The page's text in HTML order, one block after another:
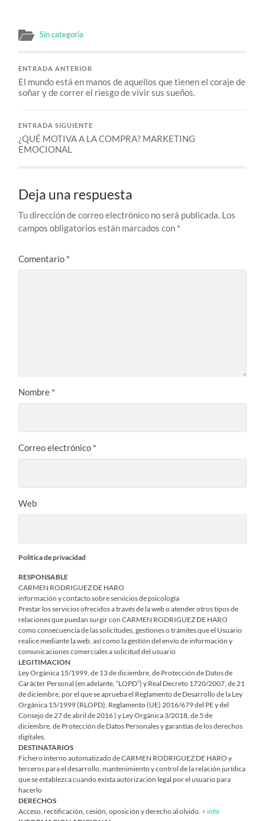
Sin categoría
ENTRADA ANTERIOR
El mundo está en manos de aquellos que tienen el coraje de
soñar y de correr el riesgo de vivir sus sueños.
ENTRADA SIGUIENTE
¿QUÉ MOTIVA A LA COMPRA? MARKETING
EMOCIONAL
Deja una respuesta
Tu dirección de correo electrónico no será publicada. Los
campos obligatorios están marcados con *
Comentario *
Nombre *
Correo electrónico *
Web
Política de privacidad
RESPONSABLE
CARMEN RODRIGUEZ DE HARO
información y contacto sobre servicios de psicología
Prestar los servicios ofrecidos a través de la web o atender otros tipos de
relaciones que puedan surgir con CARMEN RODRIGUEZ DE HARO
como consecuencia de las solicitudes, gestiones o trámites que el Usuario
realice mediante la web, así como la gestión del envío de información y
comunicaciones comerciales a solicitud del usuario
LEGITIMACION
Ley Orgánica 15/1999, de 13 de diciembre, de Protección de Datos de
Carácter Personal (en adelante, “LOPD”) y Real Decreto 1720/2007, de 21
de diciembre, por el que se aprueba el Reglamento de Desarrollo de la Ley
Orgánica 15/1999 (RLOPD), Reglamento (UE) 2016/679 del PE y del
Consejo de 27 de abril de 2016 ) y Ley Orgánica 3/2018, de 5 de
diciembre, de Protección de Datos Personales y garantías de los derechos
digitales.
DESTINATARIOS
Fichero interno automatizado de CARMEN RODRIGUEZ DE HARO y
terceros para el desarrollo, mantenimiento y control de la relación jurídica
que se establezca cuando exista autorización legal por el usuario para
hacerlo
DERECHOS
Acceso, rectificación, cesión, oposición y derecho al olvido.+ info